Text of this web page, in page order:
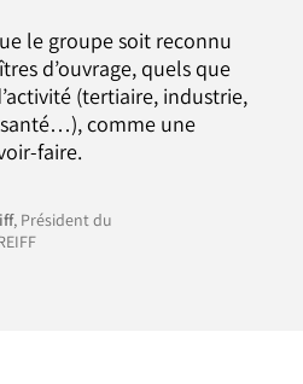
le groupe soit reconnu
d’ouvrage, quels que
(tertiaire, industrie,
comme une
faire.
, Président du